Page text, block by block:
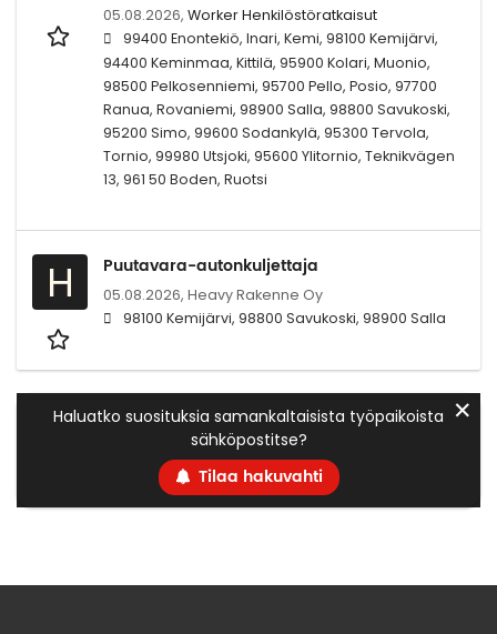
05.08.2026, Worker Henkilöstöratkaisut
99400 Enontekiö, Inari, Kemi, 98100 Kemijärvi,
94400 Keminmaa, Kittilä, 95900 Kolari, Muonio,
98500 Pelkosenniemi, 95700 Pello, Posio, 97700
Ranua, Rovaniemi, 98900 Salla, 98800 Savukoski,
95200 Simo, 99600 Sodankylä, 95300 Tervola,
Tornio, 99980 Utsjoki, 95600 Ylitornio, Teknikvägen
13, 961 50 Boden, Ruotsi
H Puutavara-autonkuljettaja
05.08.2026, Heavy Rakenne Oy
98100 Kemijärvi, 98800 Savukoski, 98900 Salla
Haluatko suosituksia samankaltaisista työpaikoista
sähköpostitse?
Tilaa hakuvahti
✕